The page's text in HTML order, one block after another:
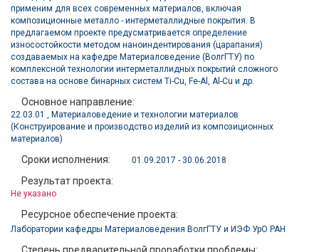
применим для всех современных материалов, включая
композиционные металло - интерметаллидные покрытия. В
предлагаемом проекте предусматривается определение
износостойкости методом наноиндентирования (царапания)
создаваемых на кафедре Материаловедение (ВолгГТУ) по
комплексной технологии интерметаллидных покрытий сложного
состава на основе бинарных систем Ti-Cu, Fe-Al, Al-Cu и др.
Основное направление:
22.03.01 , Материаловедение и технологии материалов
(Конструирование и производство изделий из композиционных
материалов)
Сроки исполнения: 01.09.2017 - 30.06.2018
Результат проекта:
Не указано
Ресурсное обеспечение проекта:
Лаборатории кафедры Материаловедения ВолгГТУ и ИЭФ УрО РАН